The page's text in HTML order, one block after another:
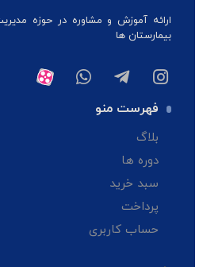
ارائه آموزش و مشاوره در حوزه
بیمارستان ها
فهرست منو
بلاگ
دوره ها
سبد خرید
پرداخت
حساب کاربری